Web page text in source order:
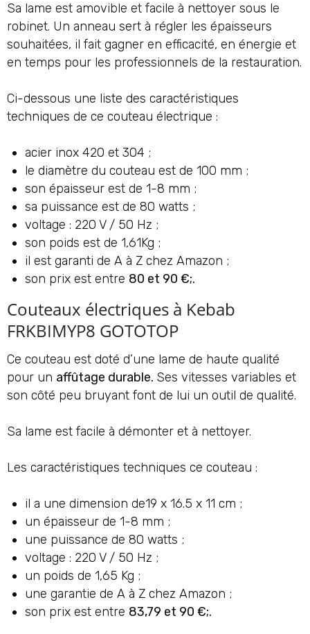
Sa lame est amovible et facile à nettoyer sous le
robinet. Un anneau sert à régler les épaisseurs
souhaitées, il fait gagner en efficacité, en énergie et
en temps pour les professionnels de la restauration.
Ci-dessous une liste des caractéristiques
techniques de ce couteau électrique :
acier inox 420 et 304 ;
le diamètre du couteau est de 100 mm ;
son épaisseur est de 1-8 mm ;
sa puissance est de 80 watts ;
voltage : 220 V / 50 Hz ;
son poids est de 1,61Kg ;
il est garanti de A à Z chez Amazon ;
son prix est entre 80 et 90 €;.
Couteaux électriques à Kebab
FRKBIMYP8 GOTOTOP
Ce couteau est doté d’une lame de haute qualité
pour un affûtage durable. Ses vitesses variables et
son côté peu bruyant font de lui un outil de qualité.
Sa lame est facile à démonter et à nettoyer.
Les caractéristiques techniques ce couteau :
il a une dimension de19 x 16.5 x 11 cm ;
un épaisseur de 1-8 mm ;
une puissance de 80 watts ;
voltage : 220 V / 50 Hz ;
un poids de 1,65 Kg ;
une garantie de A à Z chez Amazon ;
son prix est entre 83,79 et 90 €;.